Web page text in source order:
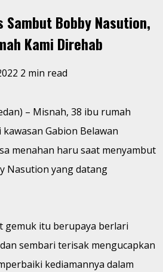
Sambut Bobby Nasution,
Kami Direhab
2 min read
– Misnah, 38 ibu rumah
Gabion Belawan
menahan haru saat menyambut
Nasution yang datang
gemuk itu berupaya berlari
sembari terisak mengucapkan
kediamannya dalam